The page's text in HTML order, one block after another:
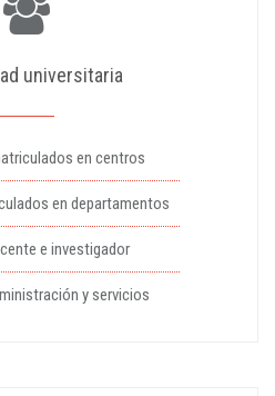
universitaria
en centros
en departamentos
e investigador
y servicios